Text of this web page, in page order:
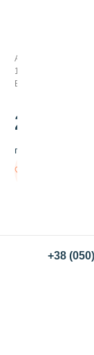
л
к
а
л
и
о
н
Арт:
110010
В наличии
220
грн/шт
+38